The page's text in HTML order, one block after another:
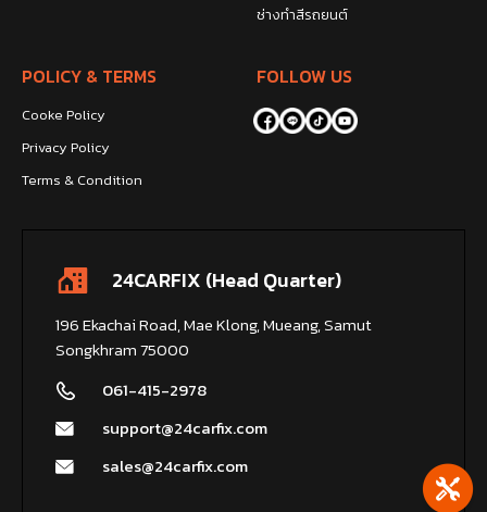
ช่างทำสีรถยนต์
POLICY & TERMS
Cooke Policy
Privacy Policy
Terms & Condition
FOLLOW US
24CARFIX (Head Quarter)
196 Ekachai Road, Mae Klong, Mueang, Samut
Songkhram 75000
061-415-2978
support@24carfix.com
sales@24carfix.com